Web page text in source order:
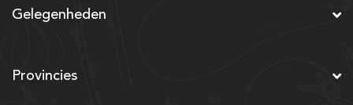
Gelegenheden
Provincies